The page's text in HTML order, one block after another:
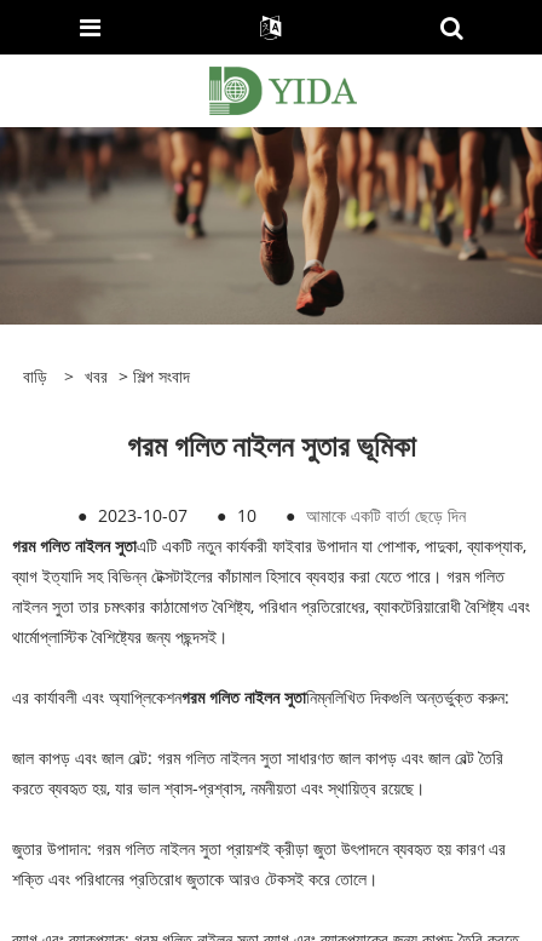
বাড়ি > খবর > শিল্প সংবাদ
গরম গলিত নাইলন সুতার ভূমিকা
● 2023-10-07 ● 10 ● আমাকে একটি বার্তা ছেড়ে দিন
গরম গলিত নাইলন সুতাএটি একটি নতুন কার্যকরী ফাইবার উপাদান যা পোশাক, পাদুকা, ব্যাকপ্যাক,
ব্যাগ ইত্যাদি সহ বিভিন্ন টেক্সটাইলের কাঁচামাল হিসাবে ব্যবহার করা যেতে পারে। গরম গলিত
নাইলন সুতা তার চমৎকার কাঠামোগত বৈশিষ্ট্য, পরিধান প্রতিরোধের, ব্যাকটেরিয়ারোধী বৈশিষ্ট্য এবং
থার্মোপ্লাস্টিক বৈশিষ্ট্যের জন্য পছন্দসই।
এর কার্যাবলী এবং অ্যাপ্লিকেশনগরম গলিত নাইলন সুতানিম্নলিখিত দিকগুলি অন্তর্ভুক্ত করুন:
জাল কাপড় এবং জাল বেল্ট: গরম গলিত নাইলন সুতা সাধারণত জাল কাপড় এবং জাল বেল্ট তৈরি
করতে ব্যবহৃত হয়, যার ভাল শ্বাস-প্রশ্বাস, নমনীয়তা এবং স্থায়িত্ব রয়েছে।
জুতার উপাদান: গরম গলিত নাইলন সুতা প্রায়শই ক্রীড়া জুতা উৎপাদনে ব্যবহৃত হয় কারণ এর
শক্তি এবং পরিধানের প্রতিরোধ জুতাকে আরও টেকসই করে তোলে।